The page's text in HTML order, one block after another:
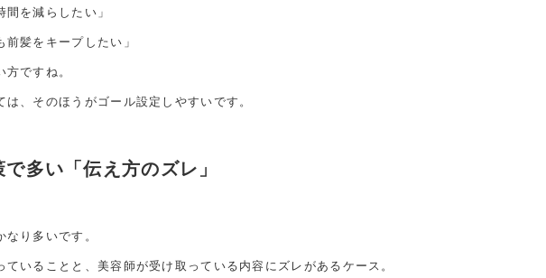
間を減らしたい」
前髪をキープしたい」
方ですね。
は、そのほうがゴール設定しやすいです。
多い「伝え方のズレ」
なり多いです。
ていることと、美容師が受け取っている内容にズレがあるケース。